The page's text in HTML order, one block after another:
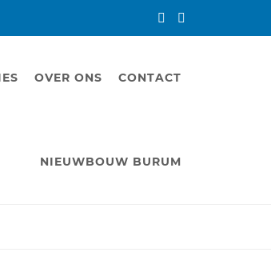
OVER ONS CONTACT
NIEUWBOUW BURUM